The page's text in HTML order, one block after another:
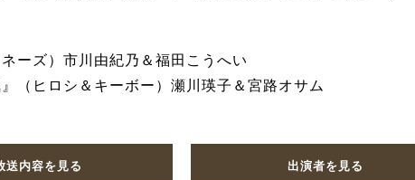
ネーズ）市川由紀乃＆福田こうへい
』（ヒロシ＆キーボー）瀬川瑛子＆宮路オサム
送内容を見る 出演者を見る